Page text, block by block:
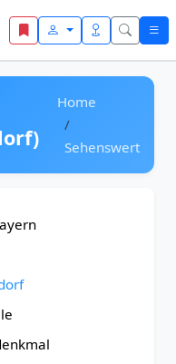
Home
Sehenswert